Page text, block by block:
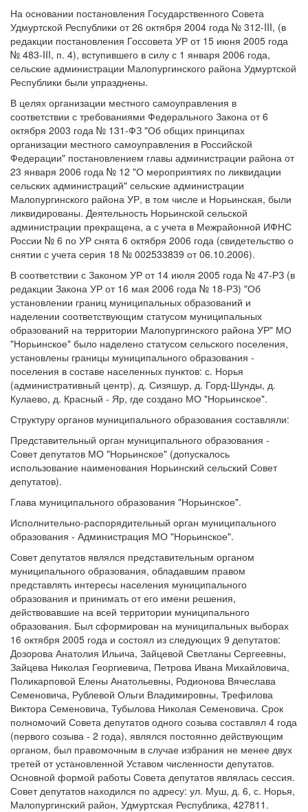
На основании постановления Государственного Совета
Удмуртской Республики от 26 октября 2004 года № 312-III, (в
редакции постановления Госсовета УР от 15 июня 2005 года
№ 483-III, п. 4), вступившего в силу с 1 января 2006 года,
сельские администрации Малопургинского района Удмуртской
Республики были упразднены.
В целях организации местного самоуправления в
соответствии с требованиями Федерального Закона от 6
октября 2003 года № 131-ФЗ "Об общих принципах
организации местного самоуправления в Российской
Федерации" постановлением главы администрации района от
23 января 2006 года № 12 "О мероприятиях по ликвидации
сельских администраций" сельские администрации
Малопургинского района УР, в том числе и Норьинская, были
ликвидированы. Деятельность Норьинской сельской
администрации прекращена, а с учета в Межрайонной ИФНС
России № 6 по УР снята 6 октября 2006 года (свидетельство о
снятии с учета серия 18 № 002533839 от 06.10.2006).
В соответствии с Законом УР от 14 июля 2005 года № 47-РЗ (в
редакции Закона УР от 16 мая 2006 года № 18-РЗ) "Об
установлении границ муниципальных образований и
наделении соответствующим статусом муниципальных
образований на территории Малопургинского района УР" МО
"Норьинское" было наделено статусом сельского поселения,
установлены границы муниципального образования -
поселения в составе населенных пунктов: с. Норья
(административный центр), д. Сизяшур, д. Горд-Шунды, д.
Кулаево, д. Красный - Яр, где создано МО "Норьинское".
Структуру органов муниципального образования составляли:
Представительный орган муниципального образования -
Совет депутатов МО "Норьинское" (допускалось
использование наименования Норьинский сельский Совет
депутатов).
Глава муниципального образования "Норьинское".
Исполнительно-распорядительный орган муниципального
образования - Администрация МО "Норьинское".
Совет депутатов являлся представительным органом
муниципального образования, обладавшим правом
представлять интересы населения муниципального
образования и принимать от его имени решения,
действовавшие на всей территории муниципального
образования. Был сформирован на муниципальных выборах
16 октября 2005 года и состоял из следующих 9 депутатов:
Дозорова Анатолия Ильича, Зайцевой Светланы Сергеевны,
Зайцева Николая Георгиевича, Петрова Ивана Михайловича,
Поликарповой Елены Анатольевны, Родионова Вячеслава
Семеновича, Рублевой Ольги Владимировны, Трефилова
Виктора Семеновича, Тубылова Николая Семеновича. Срок
полномочий Совета депутатов одного созыва составлял 4 года
(первого созыва - 2 года), являлся постоянно действующим
органом, был правомочным в случае избрания не менее двух
третей от установленной Уставом численности депутатов.
Основной формой работы Совета депутатов являлась сессия.
Совет депутатов находился по адресу: ул. Муш, д. 6, с. Норья,
Малопургинский район, Удмуртская Республика, 427811.